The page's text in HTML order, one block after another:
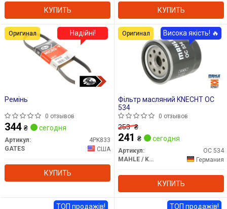
КУПИТЬ КУПИТЬ
Ремінь
0 отзывов
344 ₴ сегодня
Артикул:
4PK833
GATES
США
КУПИТЬ
Надійні!
Оригинал
Фільтр масляний KNECHT OC
534
0 отзывов
253₴
241 ₴ сегодня
Артикул:
OC 534
MAHLE / KNECHT
Германия
КУПИТЬ
Висока якість! 🔥
Оригинал
ТОП продажів! ТОП продажів!